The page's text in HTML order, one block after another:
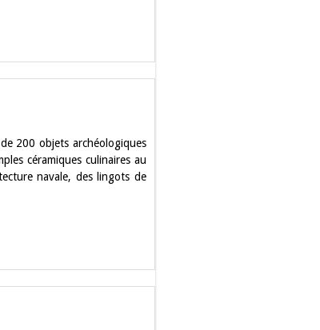
200 objets archéologiques
céramiques culinaires au
navale, des lingots de